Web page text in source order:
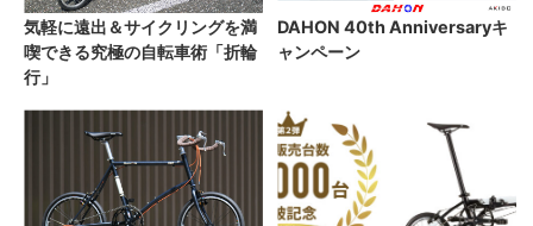
気軽に遠出＆サイクリングを満
喫できる究極の自転車術「折輪
行」
DAHON 40th Anniversaryキ
ャンペーン